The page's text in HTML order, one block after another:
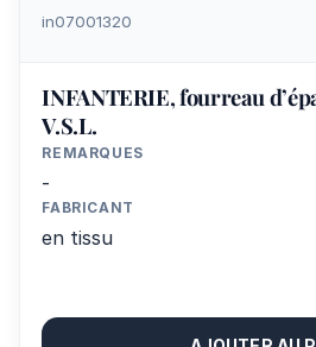
in07001320
INFANTERIE, fourreau
V.S.L.
REMARQUES
-
FABRICANT
en tissu